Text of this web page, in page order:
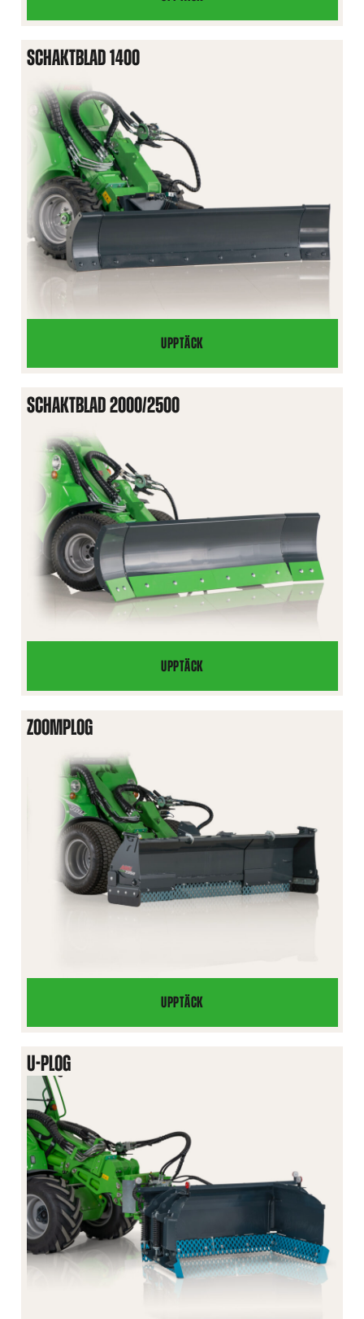
VIKPLOG
SCHAKTBLAD 1400
UPPTÄCK
SCHAKTBLAD
1400
SCHAKTBLAD 2000/2500
UPPTÄCK
SCHAKTBLAD
2000/2500
ZOOMPLOG
UPPTÄCK
ZOOMPLOG
U-PLOG